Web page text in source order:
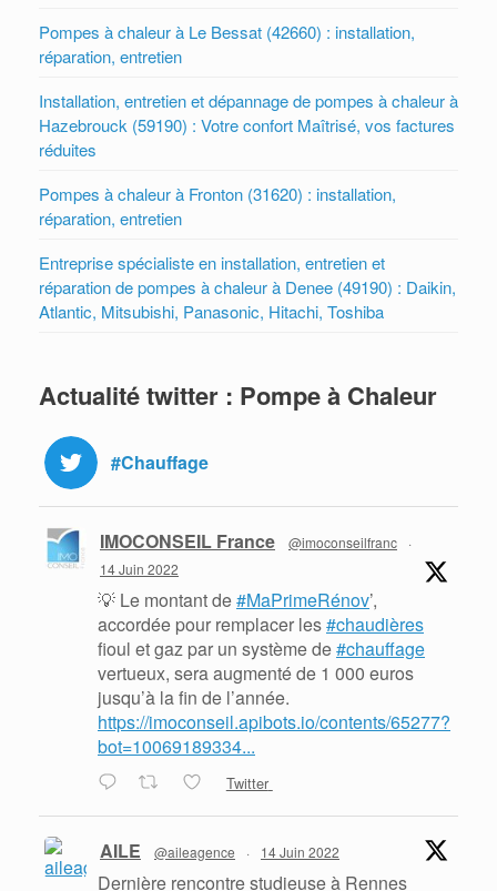
Pompes à chaleur à Le Bessat (42660) : installation,
réparation, entretien
Installation, entretien et dépannage de pompes à chaleur à
Hazebrouck (59190) : Votre confort Maîtrisé, vos factures
réduites
Pompes à chaleur à Fronton (31620) : installation,
réparation, entretien
Entreprise spécialiste en installation, entretien et
réparation de pompes à chaleur à Denee (49190) : Daikin,
Atlantic, Mitsubishi, Panasonic, Hitachi, Toshiba
Actualité twitter : Pompe à Chaleur
#Chauffage
IMOCONSEIL France @imoconseilfranc
·
14 Juin 2022
💡 Le montant de#MaPrimeRénov’,
accordée pour remplacer les#chaudières
fioul et gaz par un système de#chauffage
vertueux, sera augmenté de 1 000 euros
jusqu’à la fin de l’année.
https://imoconseil.apibots.io/contents/65277?
bot=10069189334...
Twitter
AILE @aileagence · 14 Juin 2022
Dernière rencontre studieuse à Rennes